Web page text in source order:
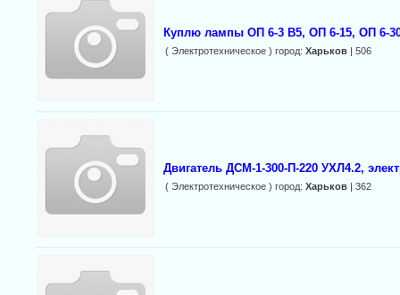
Куплю лампы ОП 6-3 B5, ОП 6-15, ОП 6-
( Электротехническое ) город: Харьков| 506
Двигатель ДСМ-1-300-П-220 УХЛ4.2,
( Электротехническое ) город: Харьков| 362